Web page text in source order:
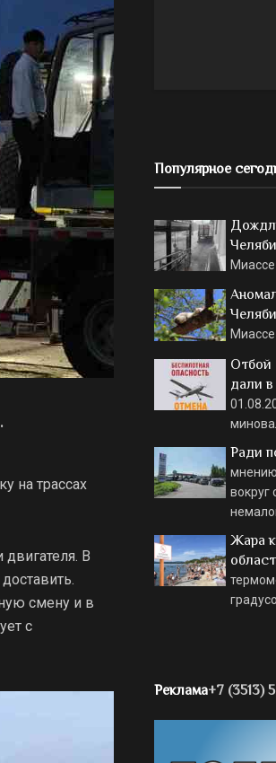
на трассах
В
смену и в
с
Популярное
Миассе
Отбой
дали
Ради
вокруг
Жара
Реклама+7 (3513)